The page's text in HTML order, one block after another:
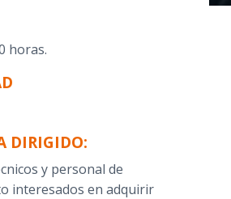
horas.
DIRIGIDO:
y personal de
interesados en adquirir